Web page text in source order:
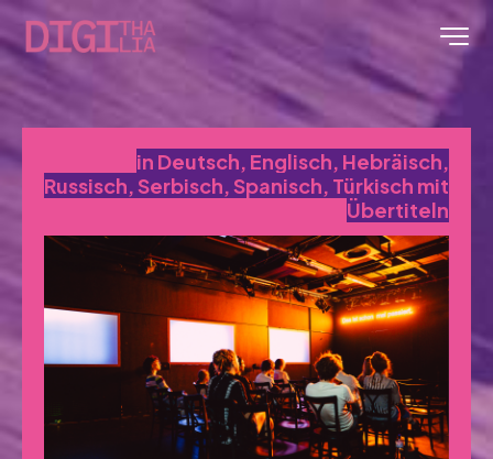
in Deutsch, Englisch, Hebräisch,
Russisch, Serbisch, Spanisch, Türkisch mit
Übertiteln